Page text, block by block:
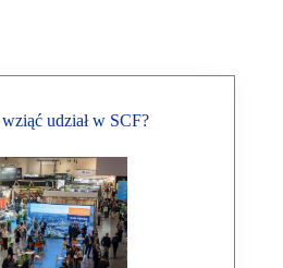
udział w SCF?